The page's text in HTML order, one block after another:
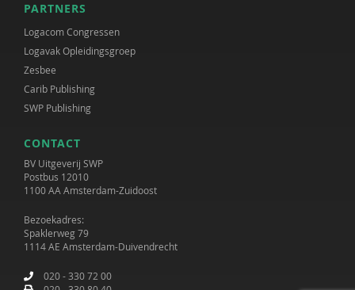
PARTNERS
Logacom Congressen
Logavak Opleidingsgroep
Zesbee
Carib Publishing
SWP Publishing
CONTACT
BV Uitgeverij SWP
Postbus 12010
1100 AA Amsterdam-Zuidoost
Bezoekadres:
Spaklerweg 79
1114 AE Amsterdam-Duivendrecht
020 - 330 72 00